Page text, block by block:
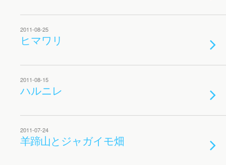
2011-08-25
ヒマワリ
2011-08-15
ハルニレ
2011-07-24
羊蹄山とジャガイモ畑